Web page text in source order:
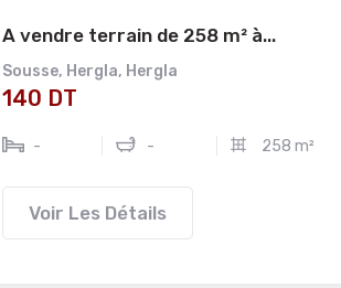
A vendre terrain de 258 m² à...
Sousse, Hergla, Hergla
140 DT
- - 258 m²
Voir Les Détails